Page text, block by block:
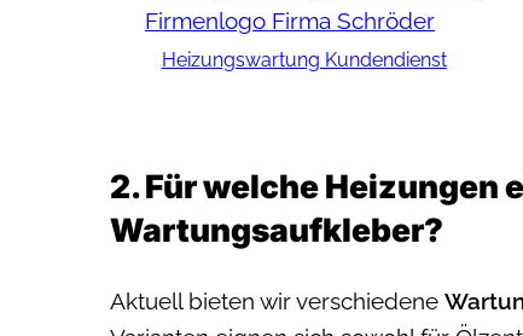
Heizungs­wartung Kunden­dienst
2. Für welche Heizungen
Wartungsaufkleber?
Aktuell bieten wir verschiedene